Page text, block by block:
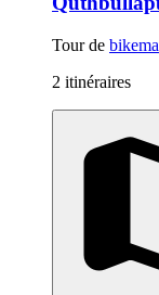
Tour de
2 itinéraires